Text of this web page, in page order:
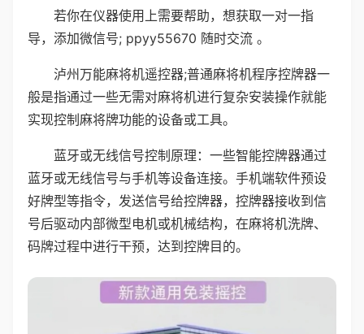
若你在仪器使用上需要帮助，想获取一对一指
导，添加微信号; ppyy55670 随时交流 。
泸州万能麻将机遥控器;普通麻将机程序控牌器一
般是指通过一些无需对麻将机进行复杂安装操作就能
实现控制麻将牌功能的设备或工具。
蓝牙或无线信号控制原理：一些智能控牌器通过
蓝牙或无线信号与手机等设备连接。手机端软件预设
好牌型等指令，发送信号给控牌器，控牌器接收到信
号后驱动内部微型电机或机械结构，在麻将机洗牌、
码牌过程中进行干预，达到控牌目的。